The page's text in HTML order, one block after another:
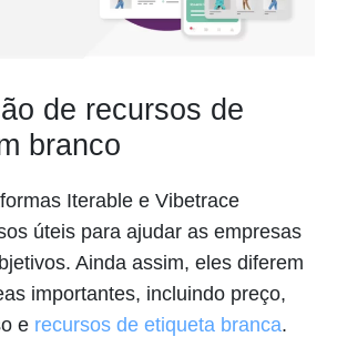
de recursos de
branco
Iterable e Vibetrace
úteis para ajudar as empresas
Ainda assim, eles diferem
importantes, incluindo preço,
e recursos de etiqueta branca.